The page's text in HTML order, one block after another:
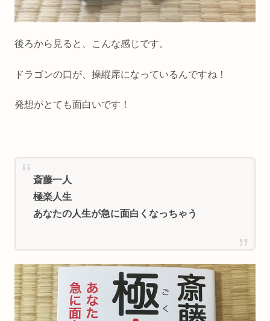
後ろから見ると、こんな感じです。
ドラゴンの口が、操縦席になっているんですね！
発想がとても面白いです！
斎藤一人
極楽人生
あなたの人生が急に面白くなっちゃう